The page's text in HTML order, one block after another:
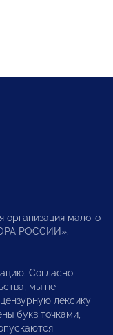
малого
РОССИИ».
Согласно
мы не
лексику
букв точками,